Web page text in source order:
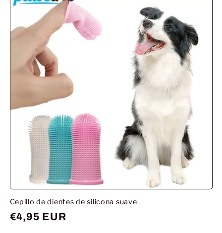
Cepillo de dientes de silicona suave
Prix
€4,95 EUR